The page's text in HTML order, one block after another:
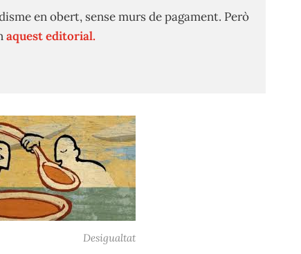
en obert, sense murs de pagament. Però
aquest editorial.
Desigualtat